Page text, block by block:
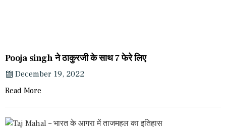
Pooja singh ने ठाकुरजी के साथ 7 फेरे लिए
December 19, 2022
Read More